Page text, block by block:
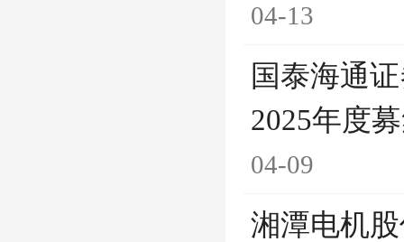
04-13
国泰海通
2025年度
04-09
湘潭电机